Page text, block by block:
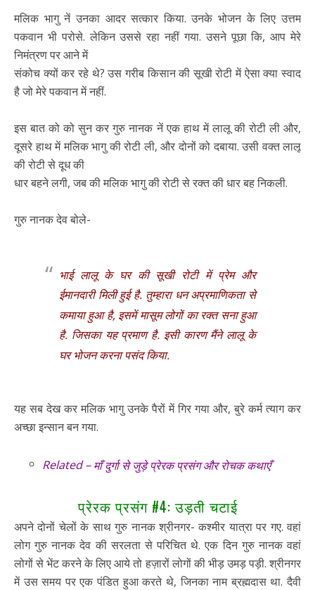
मलिक भागु नें उनका आदर सत्कार किया. उनके भोजन के लिए उत्तम
पकवान भी परोसे. लेकिन उससे रहा नहीं गया. उसने पूछा कि, आप मेरे
निमंत्रण पर आने में
संकोच क्यों कर रहे थे? उस गरीब किसान की सूखी रोटी में ऐसा क्या स्वाद
है जो मेरे पकवान में नहीं.
इस बात को को सुन कर गुरु नानक नें एक हाथ में लालू की रोटी ली और,
दूसरे हाथ में मलिक भागु की रोटी ली, और दोनों को दबाया. उसी वक्त लालू
की रोटी से दूध की
धार बहने लगी, जब की मलिक भागु की रोटी से रक्त की धार बह निकली.
गुरु नानक देव बोले-
भाई लालू के घर की सूखी रोटी में प्रेम और
ईमानदारी मिली हुई है. तुम्हारा धन अप्रमाणिकता से
कमाया हुआ है, इसमें मासूम लोगों का रक्त सना हुआ
है. जिसका यह प्रमाण है. इसी कारण मैंने लालू के
घर भोजन करना पसंद किया.
यह सब देख कर मलिक भागु उनके पैरों में गिर गया और, बुरे कर्म त्याग कर
अच्छा इन्सान बन गया.
Related –माँ दुर्गा से जुड़े प्रेरक प्रसंग और रोचक कथाएँ
प्रेरक प्रसंग #4: उड़ती चटाई
अपने दोनों चेलों के साथ गुरु नानक श्रीनगर- कश्मीर यात्रा पर गए. वहां
लोग गुरु नानक देव की सरलता से परिचित थे. एक दिन गुरु नानक वहां
लोगों से भेंट करने के लिए आये तो हज़ारों लोगों की भीड़ उमड़ पड़ी. श्रीनगर
में उस समय पर एक पंडित हुआ करते थे, जिनका नाम ब्रह्मदास था. दैवी